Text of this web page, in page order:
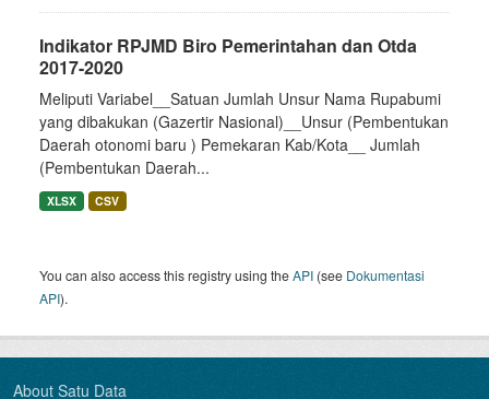
Indikator RPJMD Biro Pemerintahan dan Otda
2017-2020
Meliputi Variabel__Satuan Jumlah Unsur Nama Rupabumi
yang dibakukan (Gazertir Nasional)__Unsur (Pembentukan
Daerah otonomi baru ) Pemekaran Kab/Kota__ Jumlah
(Pembentukan Daerah...
XLSX CSV
You can also access this registry using theAPI (see Dokumentasi
API).
About Satu Data